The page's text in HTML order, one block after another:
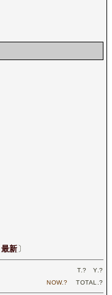
最新 〕
T.? Y.?
NOW.? TOTAL.?